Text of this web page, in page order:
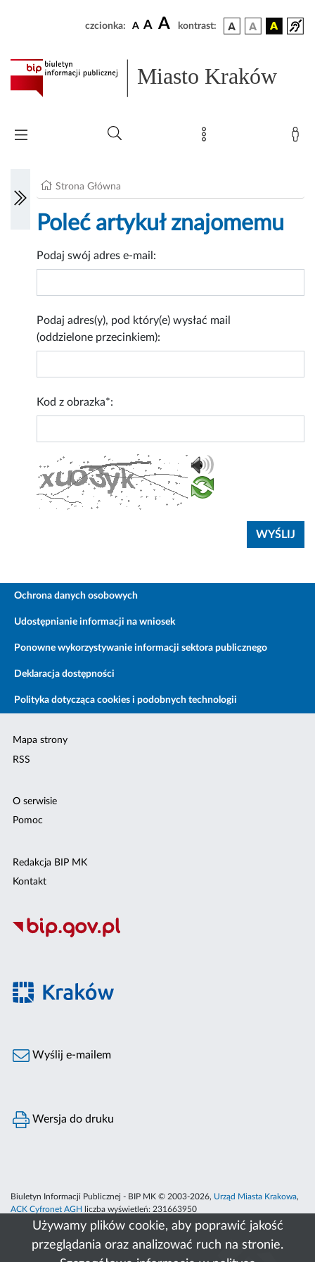
Używamy plików cookie, aby poprawić jakość
przeglądania oraz analizować ruch na stronie.
czcionka: A A A kontrast:
Miasto Kraków
Strona Główna
Poleć artykuł znajomemu
Podaj swój adres e-mail:
Podaj adres(y), pod który(e) wysłać mail
(oddzielone przecinkiem):
Kod z obrazka*:
Ochrona danych osobowych
Udostępnianie informacji na wniosek
Ponowne wykorzystywanie informacji sektora publicznego
Deklaracja dostępności
Polityka dotycząca cookies i podobnych technologii
Mapa strony
RSS
O serwisie
Pomoc
Redakcja BIP MK
Kontakt
Wyślij e-mailem
Wersja do druku
Biuletyn Informacji Publicznej - BIP MK © 2003-2026, Urząd Miasta Krakowa,
ACK Cyfronet AGH
liczba wyświetleń: 231663950